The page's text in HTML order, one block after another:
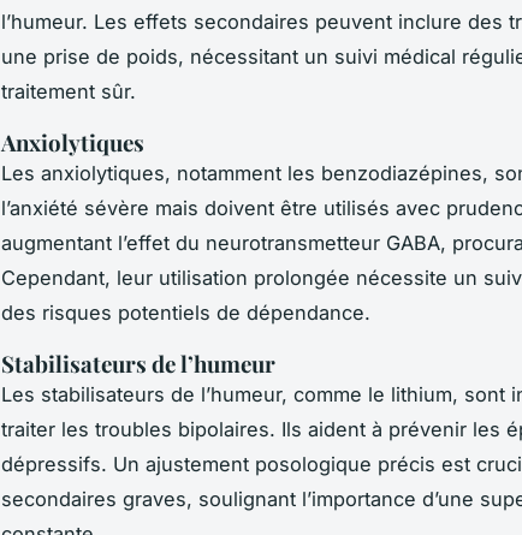
l’humeur. Les effets secondaires peuvent inclure des
une prise de poids, nécessitant un suivi médical
traitement sûr.
Anxiolytiques
Les anxiolytiques, notamment les benzodiazépines,
l’anxiété sévère mais doivent être utilisés avec
augmentant l’effet du neurotransmetteur GABA,
Cependant, leur utilisation prolongée nécessite un
des risques potentiels de dépendance.
Stabilisateurs de l’humeur
Les stabilisateurs de l’humeur, comme le lithium, sont
traiter les troubles bipolaires. Ils aident à prévenir les
dépressifs. Un ajustement posologique précis est
secondaires graves, soulignant l’importance d’une